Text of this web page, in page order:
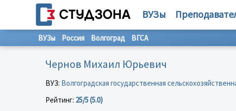
ВУЗы
ВУЗы Россия Волгоград ВГСА
Чернов Михаил Юрьевич
ВУЗ: Волгоградская государственная
Рейтинг: 25/5 (5.0)